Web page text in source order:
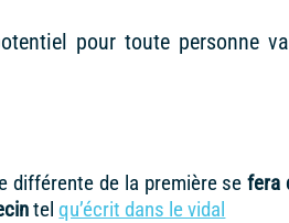
pour toute personne
différente de la première sefera
tel qu’écrit dans le vidal